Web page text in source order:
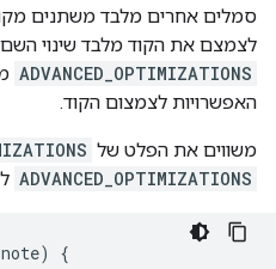
סמלים אחרים מלבד משתנים
לצמצם את הקוד מלבד שינוי
ADVANCED_OPTIMIZATIONS
האפשרויות לצמצום הקוד.
משווים את הפלט של
ADVANCED_OPTIMIZATIONS
note)
{